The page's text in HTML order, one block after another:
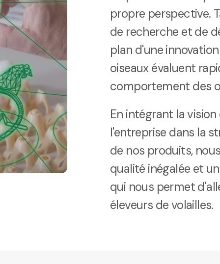
propre perspective.
de recherche et de
plan d'une
oiseaux évaluent
comportement des
En intégrant la
l'entreprise dans la
de nos produits,
qualité inégalée et
qui nous permet
éleveurs de volailles.